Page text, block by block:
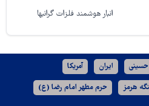
انبار هوشمند فلزات گرانبها
حسینی ایران آمریکا
هرمز حرم مطهر امام رضا (ع)